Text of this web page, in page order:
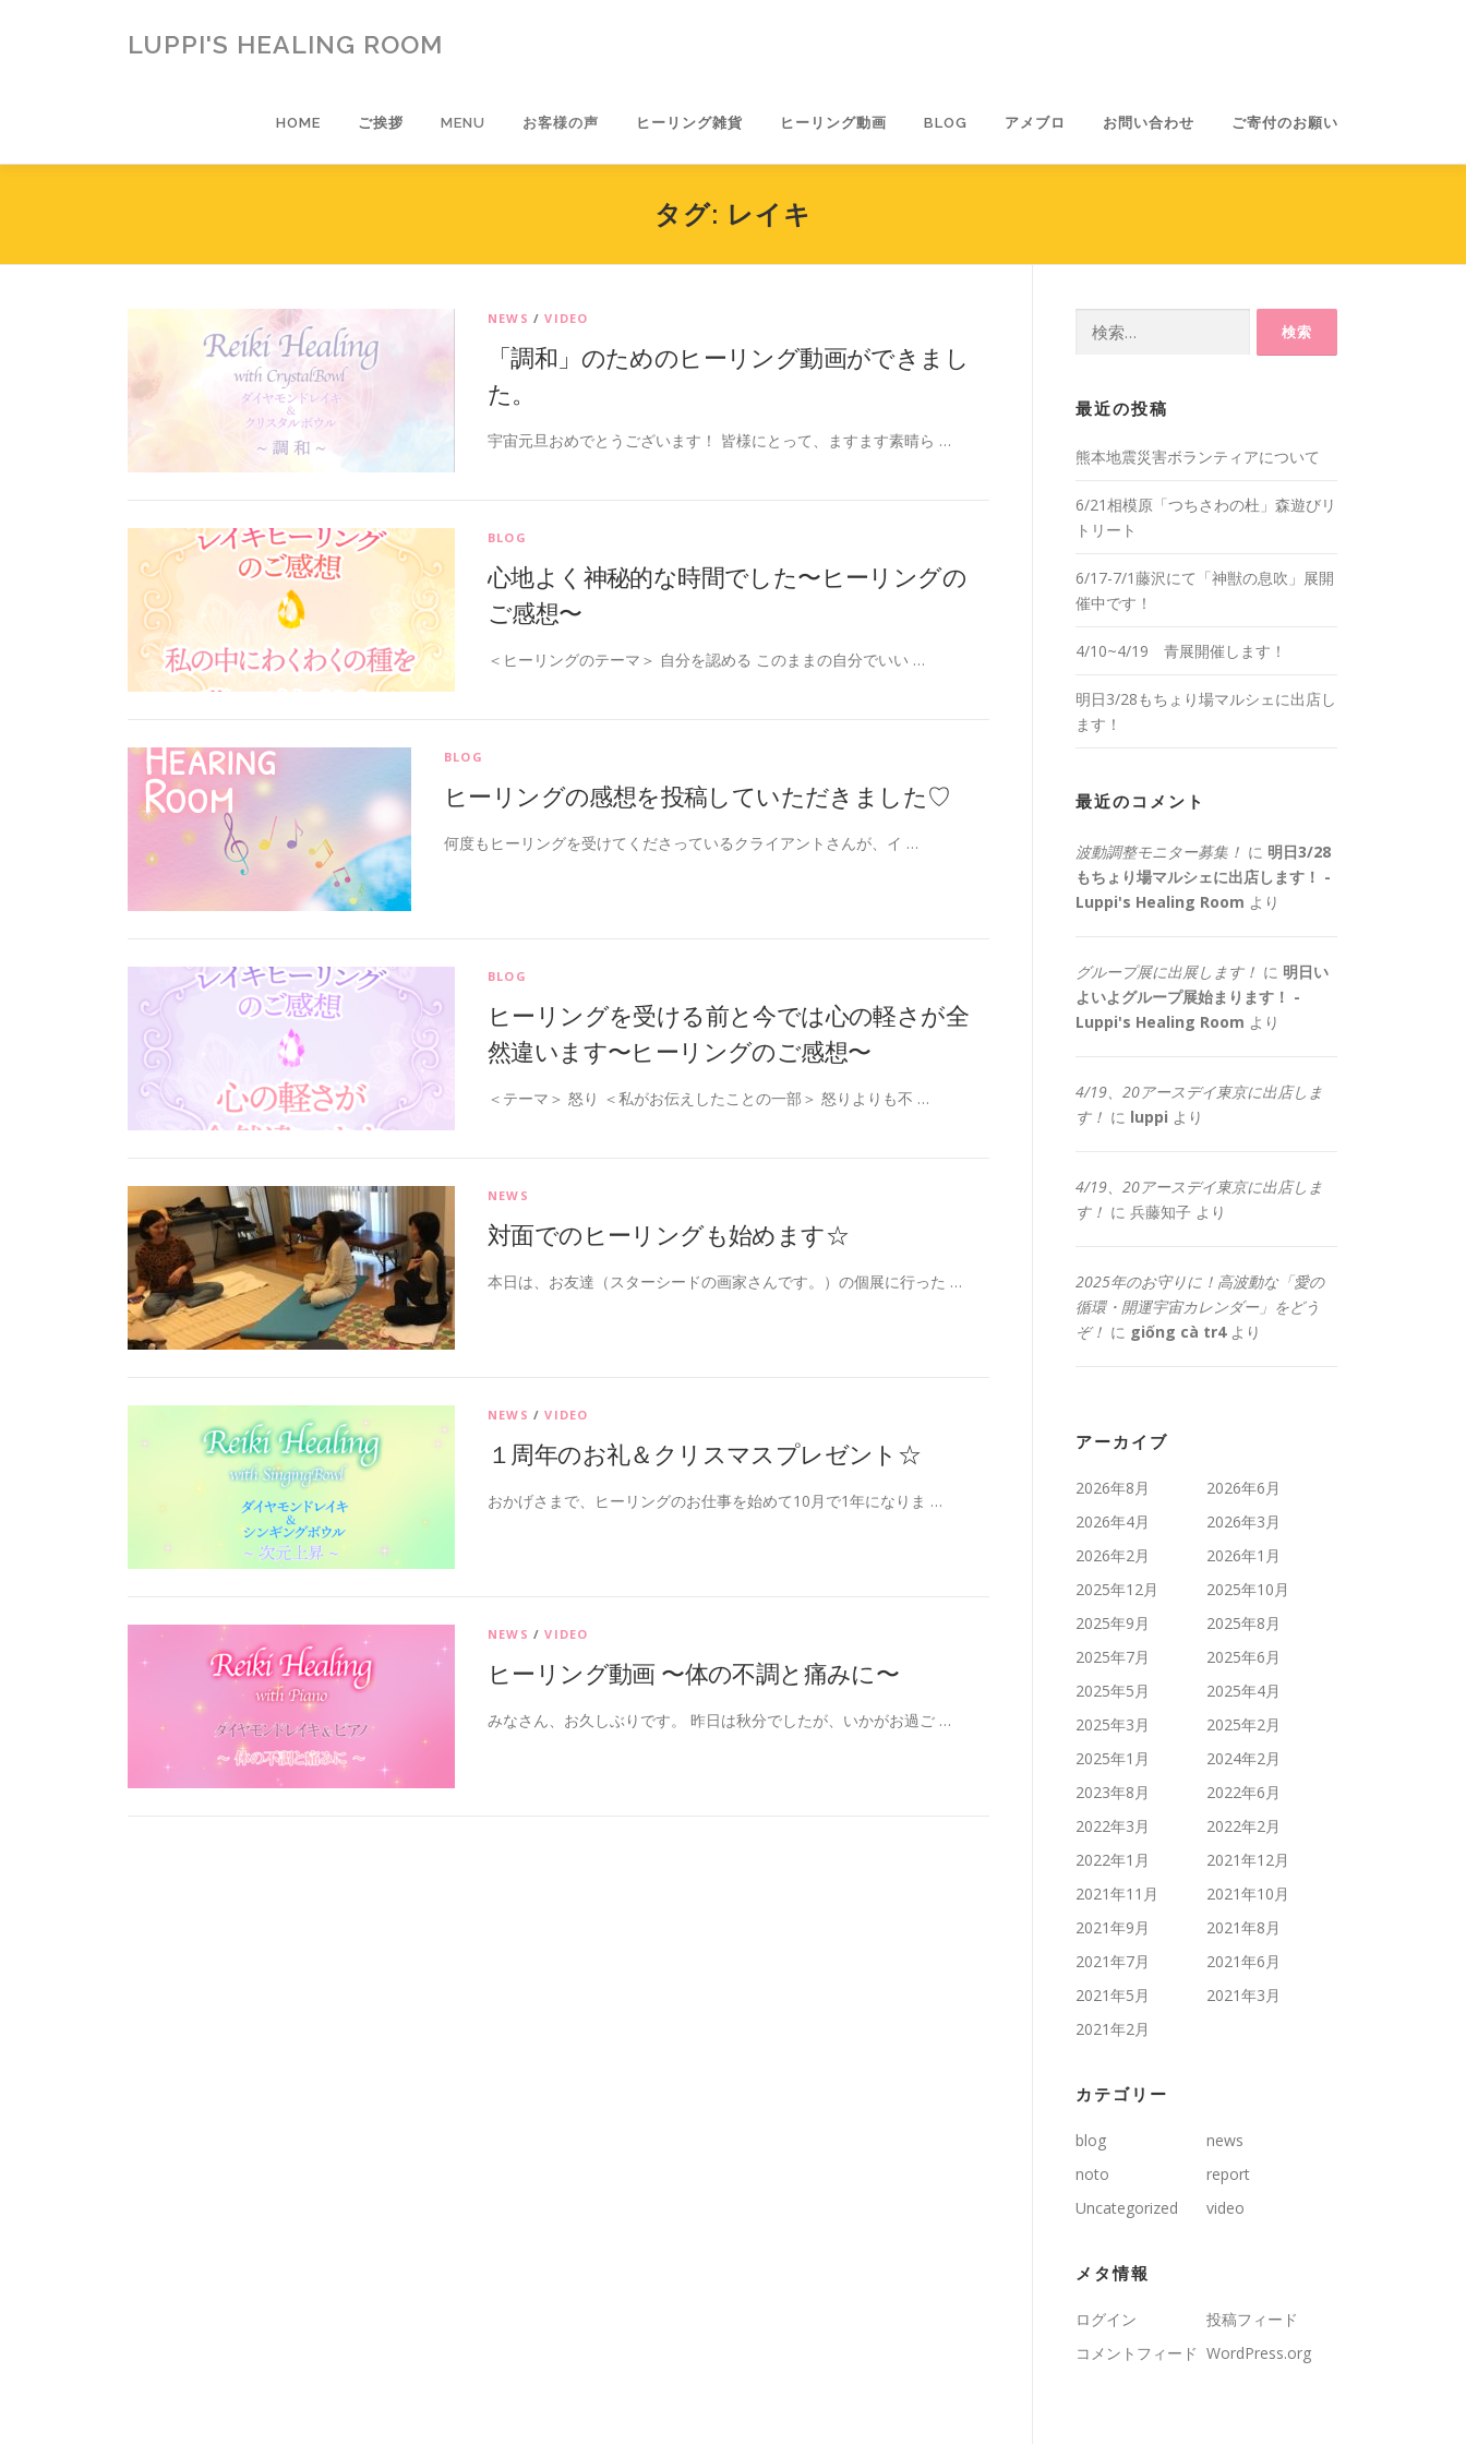
ス
LUPPI'S HEALING ROOM
HOME ご挨拶 MENU お客様の声 ヒーリング雑貨 ヒーリング動画 BLOG アメブロ お問い合わせ ご寄付のお願い
タグ: レイキ
NEWS /VIDEO
「調和」のためのヒーリング動画ができまし
た。
宇宙元旦おめでとうございます！ 皆様にとって、ますます素晴ら …
BLOG
心地よく神秘的な時間でした〜ヒーリングの
ご感想〜
＜ヒーリングのテーマ＞ 自分を認める このままの自分でいい …
BLOG
ヒーリングの感想を投稿していただきました♡
何度もヒーリングを受けてくださっているクライアントさんが、イ …
BLOG
ヒーリングを受ける前と今では心の軽さが全
然違います〜ヒーリングのご感想〜
＜テーマ＞ 怒り ＜私がお伝えしたことの一部＞ 怒りよりも不 …
NEWS
対面でのヒーリングも始めます☆
本日は、お友達（スターシードの画家さんです。）の個展に行った …
NEWS /VIDEO
１周年のお礼＆クリスマスプレゼント☆
おかげさまで、ヒーリングのお仕事を始めて10月で1年になりま …
NEWS /VIDEO
ヒーリング動画 〜体の不調と痛みに〜
みなさん、お久しぶりです。 昨日は秋分でしたが、いかがお過ご …
最近の投稿
熊本地震災害ボランティアについて
6/21相模原「つちさわの杜」森遊びリ
トリート
6/17-7/1藤沢にて「神獣の息吹」展開
催中です！
4/10~4/19 青展開催します！
明日3/28もちょり場マルシェに出店し
ます！
最近のコメント
波動調整モニター募集！ に 明日3/28
もちょり場マルシェに出店します！ -
Luppi's Healing Room より
グループ展に出展します！ に 明日い
よいよグループ展始まります！ -
Luppi's Healing Room より
4/19、20アースデイ東京に出店しま
す！ に luppi より
4/19、20アースデイ東京に出店しま
す！ に 兵藤知子 より
2025年のお守りに！高波動な「愛の
循環・開運宇宙カレンダー」をどう
ぞ！ に giống cà tr4より
アーカイブ
2026年8月
2026年6月
2026年4月
2026年3月
2026年2月
2026年1月
2025年12月
2025年10月
2025年9月
2025年8月
2025年7月
2025年6月
2025年5月
2025年4月
2025年3月
2025年2月
2025年1月
2024年2月
2023年8月
2022年6月
2022年3月
2022年2月
2022年1月
2021年12月
2021年11月
2021年10月
2021年9月
2021年8月
2021年7月
2021年6月
2021年5月
2021年3月
2021年2月
カテゴリー
blog
news
noto
report
Uncategorized
video
メタ情報
ログイン
投稿フィード
コメントフィード WordPress.org